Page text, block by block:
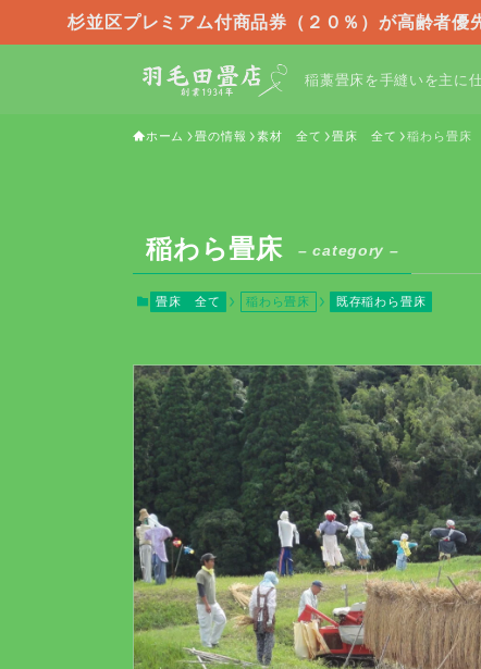
杉並区プレミアム付商品券（２０％）が高齢者優
稲藁畳床を手縫いを主に
ホーム 畳の情報 素材 全て 畳床 全て 稲わら畳床
稲わら畳床 – category –
畳床 全て 稲わら畳床 既存稲わら畳床